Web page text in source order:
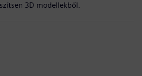
3D modellekből.